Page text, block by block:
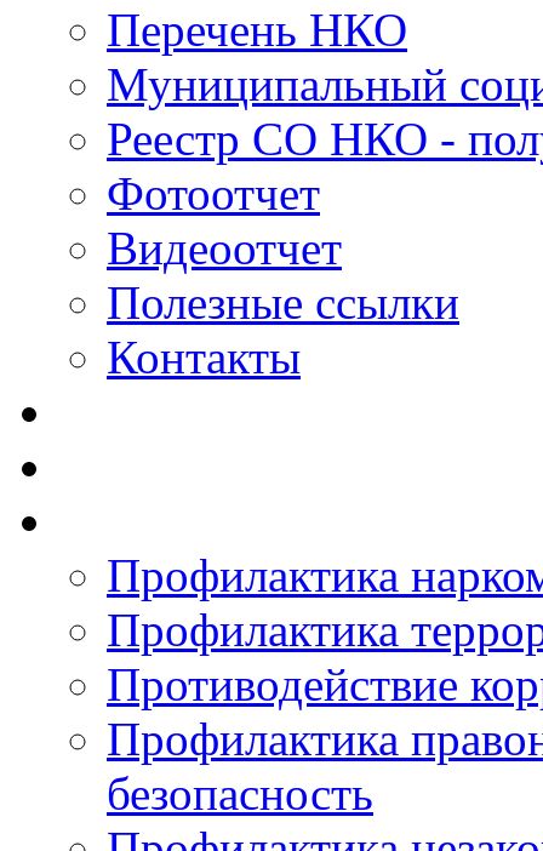
Перечень НКО
Муниципальный
Реестр СО НКО -
Фотоотчет
Видеоотчет
Полезные ссылки
Контакты
Профилактика
Профилактика
Противодействие
Профилактика
безопасность